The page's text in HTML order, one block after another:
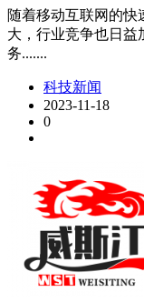
随着移动互联网的
大，行业竞争也日益
务.......
科技新闻
2023-11-18
0